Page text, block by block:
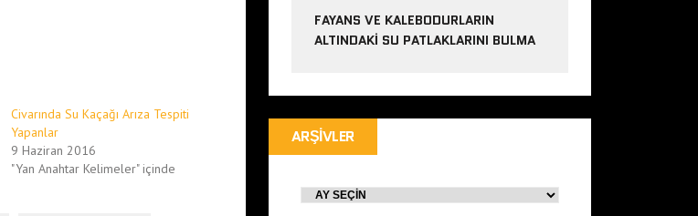
Civarında Su Kaçağı Arıza Tespiti
Yapanlar
9 Haziran 2016
"Yan Anahtar Kelimeler" içinde
FAYANS VE KALEBODURLARIN
ALTINDAKI SU PATLAKLARINI BULMA
ARŞIVLER